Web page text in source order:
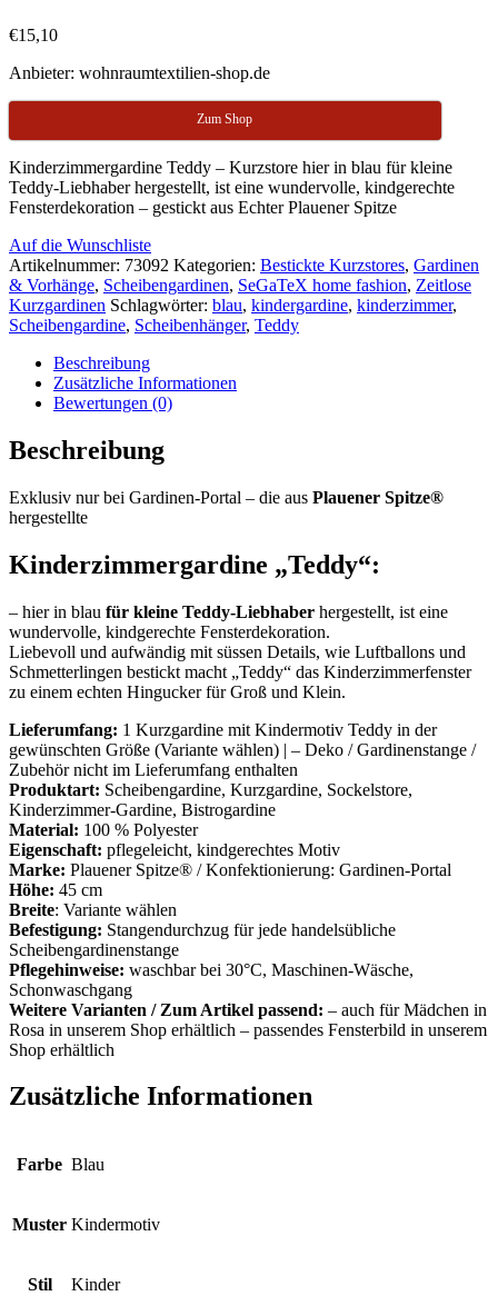
€15,10
Anbieter: wohnraumtextilien-shop.de
Zum Shop
Kinderzimmergardine Teddy – Kurzstore hier in blau für kleine
Teddy-Liebhaber hergestellt, ist eine wundervolle, kindgerechte
Fensterdekoration – gestickt aus Echter Plauener Spitze
Auf die Wunschliste
Artikelnummer: 73092 Kategorien: Bestickte Kurzstores, Gardinen
& Vorhänge, Scheibengardinen, SeGaTeX home fashion, Zeitlose
Kurzgardinen Schlagwörter: blau, kindergardine, kinderzimmer,
Scheibengardine, Scheibenhänger, Teddy
Beschreibung
Zusätzliche Informationen
Bewertungen (0)
Beschreibung
Exklusiv nur bei Gardinen-Portal – die aus Plauener Spitze®
hergestellte
Kinderzimmergardine „Teddy“:
– hier in blau für kleine Teddy-Liebhaber hergestellt, ist eine
wundervolle, kindgerechte Fensterdekoration.
Liebevoll und aufwändig mit süssen Details, wie Luftballons und
Schmetterlingen bestickt macht „Teddy“ das Kinderzimmerfenster
zu einem echten Hingucker für Groß und Klein.
Lieferumfang: 1 Kurzgardine mit Kindermotiv Teddy in der
gewünschten Größe (Variante wählen) | – Deko / Gardinenstange /
Zubehör nicht im Lieferumfang enthalten
Produktart: Scheibengardine, Kurzgardine, Sockelstore,
Kinderzimmer-Gardine, Bistrogardine
Material: 100 % Polyester
Eigenschaft: pflegeleicht, kindgerechtes Motiv
Marke: Plauener Spitze® / Konfektionierung: Gardinen-Portal
Höhe: 45 cm
Breite: Variante wählen
Befestigung: Stangendurchzug für jede handelsübliche
Scheibengardinenstange
Pflegehinweise: waschbar bei 30°C, Maschinen-Wäsche,
Schonwaschgang
Weitere Varianten / Zum Artikel passend: – auch für Mädchen in
Rosa in unserem Shop erhältlich – passendes Fensterbild in unserem
Shop erhältlich
Zusätzliche Informationen
Farbe Blau
Muster Kindermotiv
Stil Kinder